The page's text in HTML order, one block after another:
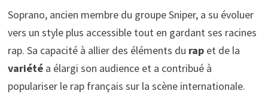
Soprano, ancien membre du groupe Sniper, a su évoluer
vers un style plus accessible tout en gardant ses racines
rap. Sa capacité à allier des éléments du rapet de la
variétéa élargi son audience et a contribué à
populariser le rap français sur la scène internationale.